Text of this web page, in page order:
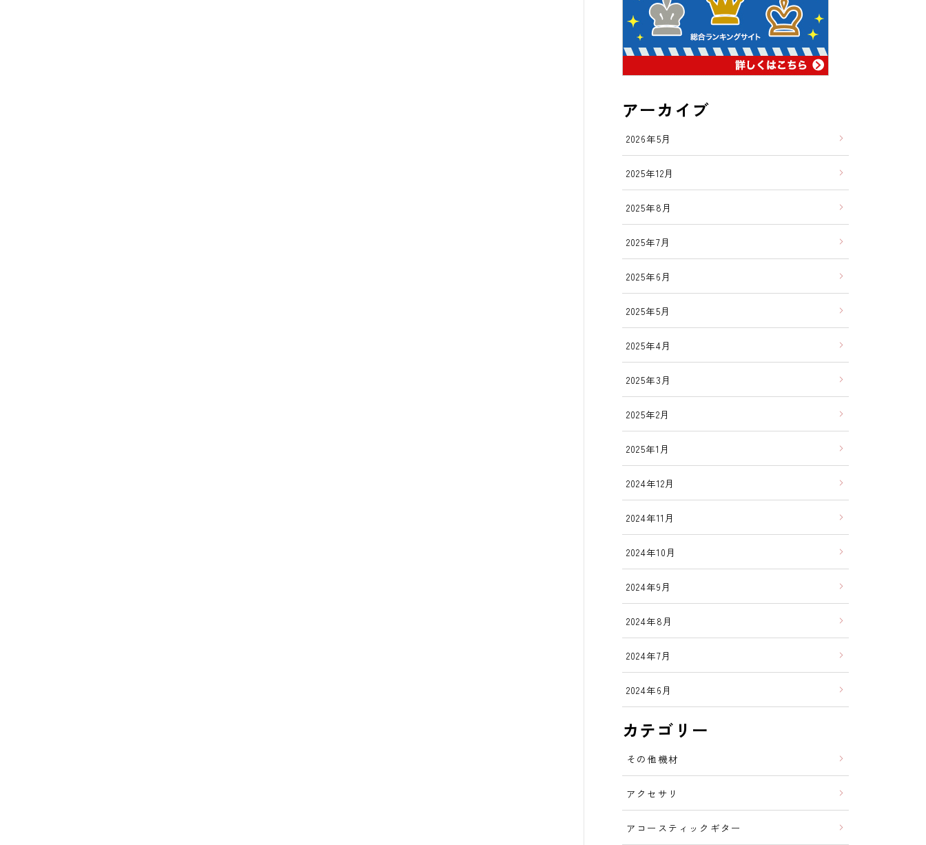
アーカイブ
2026年5月
2025年12月
2025年8月
2025年7月
2025年6月
2025年5月
2025年4月
2025年3月
2025年2月
2025年1月
2024年12月
2024年11月
2024年10月
2024年9月
2024年8月
2024年7月
2024年6月
カテゴリー
その他機材
アクセサリ
アコースティックギター